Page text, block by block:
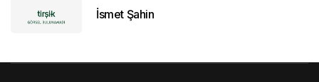
İsmet Şahin